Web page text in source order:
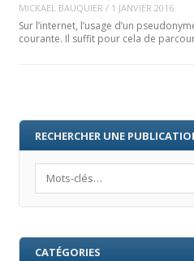
MICKAEL BAUQUIER / 1 JANVIER 2016
Sur l’internet, l’usage d’un
courante. Il suffit pour cela de
RECHERCHER UNE
CATÉGORIES